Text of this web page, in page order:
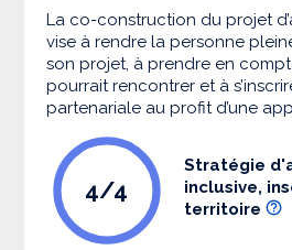
La co-construction du projet
vise à rendre la personne
son projet, à prendre en
pourrait rencontrer et à
partenariale au profit d’une
4/4
Stratégie
inclusive,
territoire